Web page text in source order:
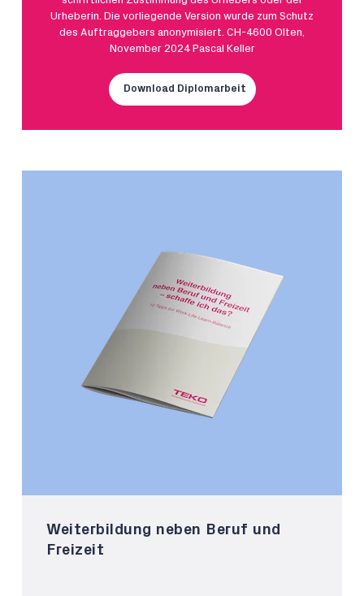
Urheberin. Die vorliegende Version wurde zum Schutz
des Auftraggebers anonymisiert. CH-4600 Olten,
November 2024 Pascal Keller
Download Diplomarbeit
Weiterbildung neben Beruf und
Freizeit